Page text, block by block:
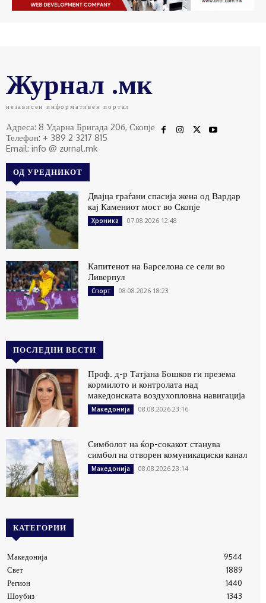
Журнал .мк
независен информативен портал
Адреса: 8 Ударна Бригада 20б, Скопје
Телефон: + 389 2 3217 815
Email: info @ zurnal.mk
ОД УРЕДНИКОТ
Двајца граѓани спасија жена од Вардар
кај Камениот мост во Скопје
Хроника 07.08.2026 12:48
Капитенот на Барселона се сели во
Ливерпул
Спорт 08.08.2026 18:23
ПОСЛЕДНИ ВЕСТИ
Проф. д-р Татјана Бошков ги презема
кормилото и контролата над
македонската воздухопловна навигација
Македонија 08.08.2026 23:16
Симболот на ќор-сокакот станува
симбол на отворен комуникациски канал
Македонија 08.08.2026 23:14
КАТЕГОРИИ
Македонија
9544
Свет
1889
Регион
1440
Шоубиз
1343